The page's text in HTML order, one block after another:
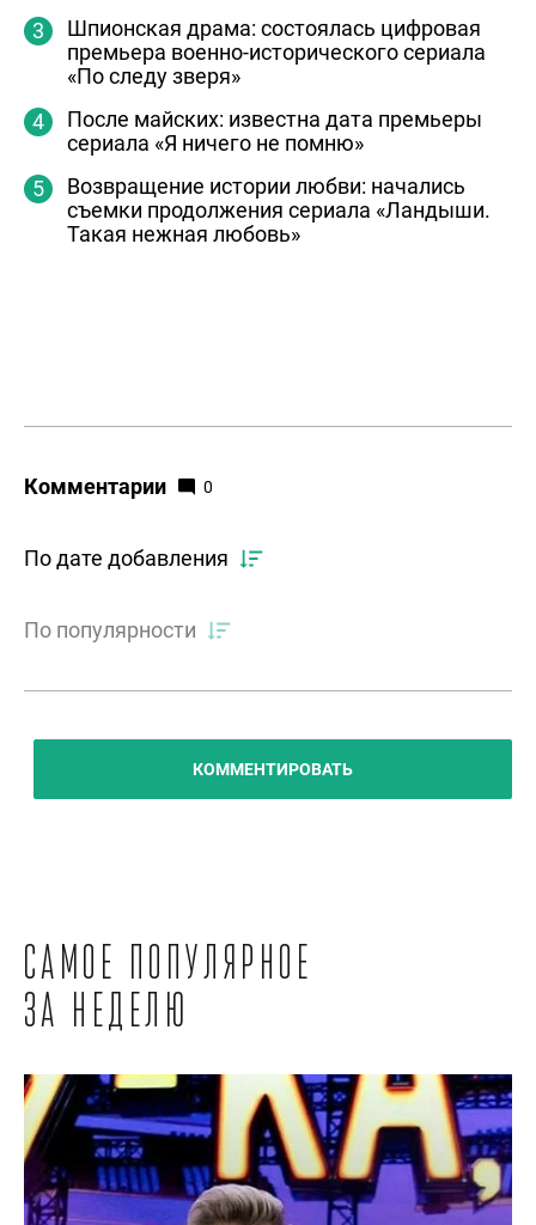
Шпионская драма: состоялась цифровая
премьера военно-исторического сериала
«По следу зверя»
После майских: известна дата премьеры
сериала «Я ничего не помню»
Возвращение истории любви: начались
съемки продолжения сериала «Ландыши.
Такая нежная любовь»
Комментарии 0
По дате добавления
По популярности
КОММЕНТИРОВАТЬ
Самое популярное
за неделю